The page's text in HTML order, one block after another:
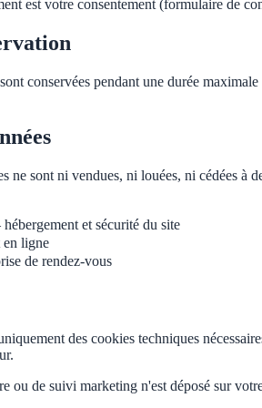
est votre consentement (formulaire de
conservées pendant une durée
ne sont ni vendues, ni louées, ni cédées à
et sécurité du site
ligne
de rendez-vous
des cookies techniques
ou de suivi marketing n'est déposé sur